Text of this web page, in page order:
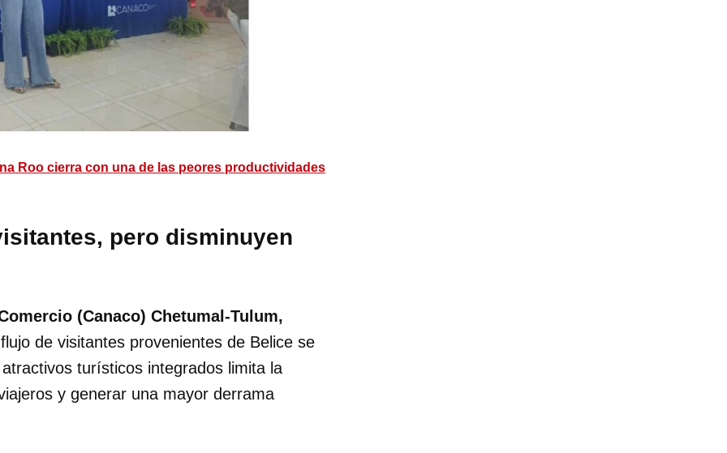
Roo cierra con una de las peores productividades
pero disminuyen
(Canaco) Chetumal-Tulum,
de visitantes provenientes de Belice se
turísticos integrados limita la
y generar una mayor derrama